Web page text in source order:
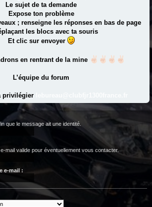
Le sujet de ta demande
Expose ton problème
; renseigne les réponses en bas de page
les blocs avec ta souris
Et clic sur envoyer
en rentrant de la mine
L’équipe du forum
privilégier
que le message ait une identité.
mail valide pour éventuellement vous contacter.
e-mail :